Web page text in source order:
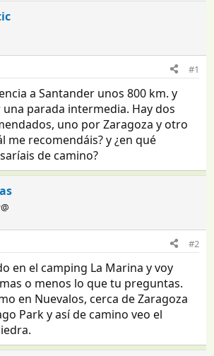
#1
a Santander unos 800 km. y
parada intermedia. Hay dos
uno por Zaragoza y otro
me recomendáis? y ¿en qué
de camino?
#2
en el camping La Marina y voy
o menos lo que tu preguntas.
en Nuevalos, cerca de Zaragoza
Park y así de camino veo el